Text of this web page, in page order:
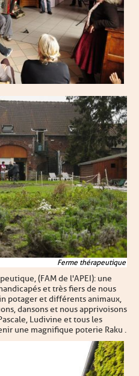
Ferme thérapeutique
(FAM de l'APEI): une
et très fiers de nous
potager et différents animaux,
dansons et nous apprivoisons
Ludivine et tous les
une magnifique poterie Raku .